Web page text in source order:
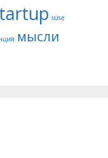
suse
мысли